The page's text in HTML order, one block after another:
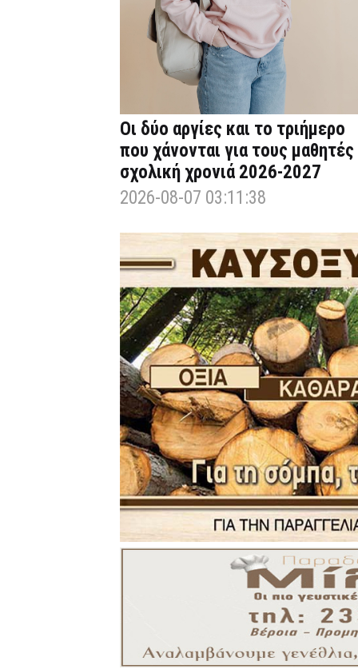
Οι δύο αργίες και το τριήμερο
που χάνονται για τους μαθητές
σχολική χρονιά 2026-2027
2026-08-07 03:11:38